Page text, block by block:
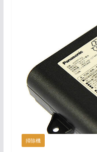
掃除機